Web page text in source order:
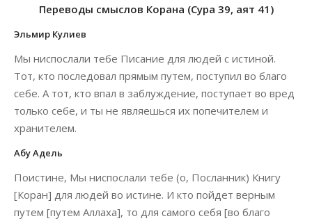
Переводы смыслов Корана (Сура 39, аят 41)
Эльмир Кулиев
Мы ниспослали тебе Писание для людей с истиной.
Тот, кто последовал прямым путем, поступил во благо
себе. А тот, кто впал в заблуждение, поступает во вред
только себе, и ты не являешься их попечителем и
хранителем.
Абу Адель
Поистине, Мы ниспослали тебе (о, Посланник) Книгу
[Коран] для людей во истине. И кто пойдет верным
путем [путем Аллаха], то для самого себя [во благо